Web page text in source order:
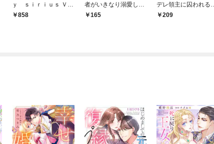
ｙ ｓｉｒｉｕｓ Ｖｏ
ｌ．１５
858
者がいきなり溺愛して
きます1
165
デレ領主に囚われる
分冊版（１）
209